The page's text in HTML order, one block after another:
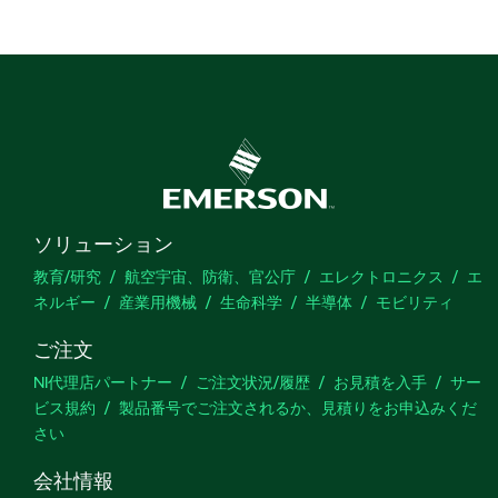
ソリューション
教育/研究 航空宇宙、防衛、官公庁 エレクトロニクス
エ
ネルギー
産業用機械 生命科学 半導体 モビリティ
ご注文
NI代理店パートナー ご注文状況/履歴 お見積を入手
サー
ビス規約
製品番号でご注文されるか、見積りをお申込みくだ
さい
会社情報